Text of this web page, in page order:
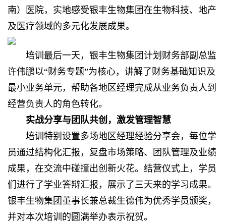
南）医院，实地感受银丰生物集团在生物科技、地产
及医疗领域的多元化发展成果。
培训最后一天，银丰生物集团计划财务部副总监
许伟鹏以“财务专题”为核心，讲解了财务基础知识及
最小业务单元，帮助各地区经理完成从业务负责人到
经营负责人的角色转化。
实战分享与团队共创，激发管理智慧
培训特别设置多场地区经理经验分享会，每位学
员通过结构化汇报，复盘市场策略、团队管理及业绩
成果，在交流中碰撞出创新火花。结营仪式上，学员
们进行了学业答辩汇报，展示了三天来的学习成果。
银丰生物集团董事长兼总裁生德伟为优秀学员颁奖，
并对本次培训的圆满举办表示祝贺。